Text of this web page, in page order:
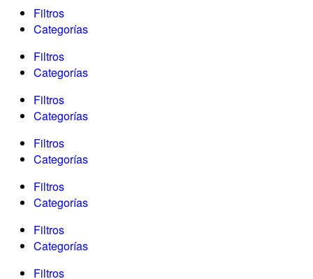
Filtros
Categorías
Filtros
Categorías
Filtros
Categorías
Filtros
Categorías
Filtros
Categorías
Filtros
Categorías
Filtros